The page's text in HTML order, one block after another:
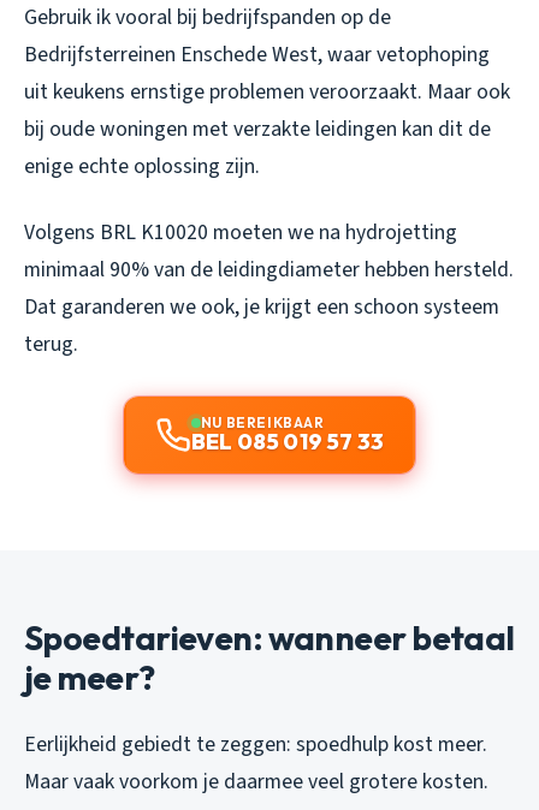
Gebruik ik vooral bij bedrijfspanden op de
Bedrijfsterreinen Enschede West, waar vetophoping
uit keukens ernstige problemen veroorzaakt. Maar ook
bij oude woningen met verzakte leidingen kan dit de
enige echte oplossing zijn.
Volgens BRL K10020 moeten we na hydrojetting
minimaal 90% van de leidingdiameter hebben hersteld.
Dat garanderen we ook, je krijgt een schoon systeem
terug.
NU BEREIKBAAR
BEL 085 019 57 33
Spoedtarieven: wanneer betaal
je meer?
Eerlijkheid gebiedt te zeggen: spoedhulp kost meer.
Maar vaak voorkom je daarmee veel grotere kosten.